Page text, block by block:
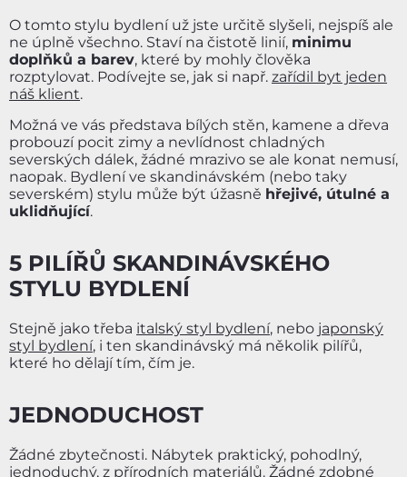
O tomto stylu bydlení už jste určitě slyšeli, nejspíš ale
ne úplně všechno. Staví na čistotě linií, minimu
doplňků a barev, které by mohly člověka
rozptylovat. Podívejte se, jak si např. zařídil byt jeden
náš klient.
Možná ve vás představa bílých stěn, kamene a dřeva
probouzí pocit zimy a nevlídnost chladných
severských dálek, žádné mrazivo se ale konat nemusí,
naopak. Bydlení ve skandinávském (nebo taky
severském) stylu může být úžasně hřejivé, útulné a
uklidňující.
5 PILÍŘŮ SKANDINÁVSKÉHO
STYLU BYDLENÍ
Stejně jako třeba italský styl bydlení, nebo japonský
styl bydlení, i ten skandinávský má několik pilířů,
které ho dělají tím, čím je.
JEDNODUCHOST
Žádné zbytečnosti. Nábytek praktický, pohodlný,
jednoduchý, z přírodních materiálů. Žádné zdobné